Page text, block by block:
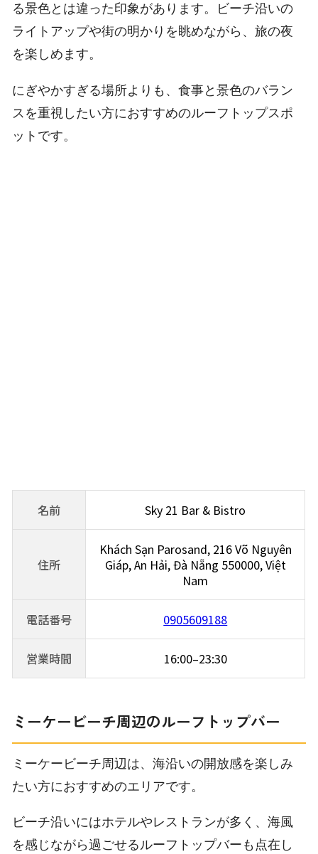
る景色とは違った印象があります。ビーチ沿いの
ライトアップや街の明かりを眺めながら、旅の夜
を楽しめます。
にぎやかすぎる場所よりも、食事と景色のバラン
スを重視したい方におすすめのルーフトップスポ
ットです。
名前 Sky 21 Bar & Bistro
住所
Khách Sạn Parosand, 216 Võ Nguyên
Giáp, An Hải, Đà Nẵng 550000, Việt
Nam
電話番号 0905609188
営業時間 16:00–23:30
ミーケービーチ周辺のルーフトップバー
ミーケービーチ周辺は、海沿いの開放感を楽しみ
たい方におすすめのエリアです。
ビーチ沿いにはホテルやレストランが多く、海風
を感じながら過ごせるルーフトップバーも点在し